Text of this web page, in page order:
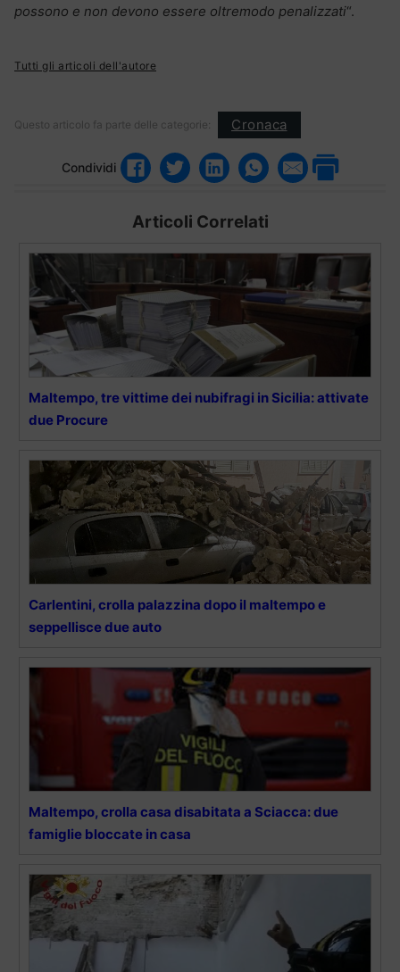
possono e non devono essere oltremodo penalizzati“.
Tutti gli articoli dell'autore
Questo articolo fa parte delle categorie: Cronaca
Condividi
Articoli Correlati
Maltempo, tre vittime dei nubifragi in Sicilia: attivate
due Procure
Carlentini, crolla palazzina dopo il maltempo e
seppellisce due auto
Maltempo, crolla casa disabitata a Sciacca: due
famiglie bloccate in casa